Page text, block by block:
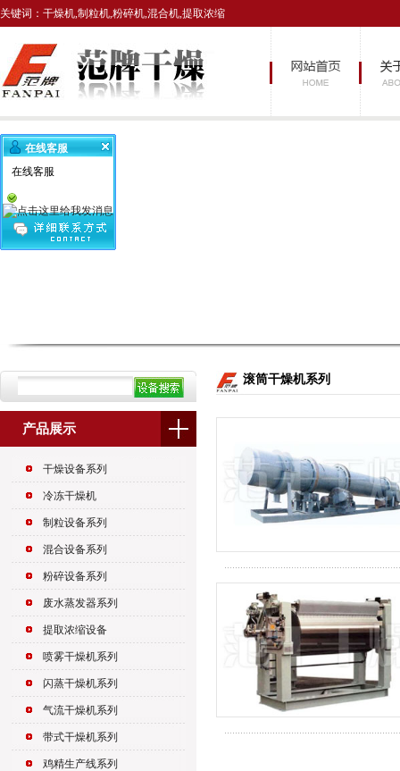
关键词：干燥机,制粒机,粉碎机,混合机,提取浓缩
产品展示
干燥设备系列
冷冻干燥机
制粒设备系列
混合设备系列
粉碎设备系列
废水蒸发器系列
提取浓缩设备
喷雾干燥机系列
闪蒸干燥机系列
气流干燥机系列
带式干燥机系列
鸡精生产线系列
滚筒干燥机系列
在线客服
在线客服